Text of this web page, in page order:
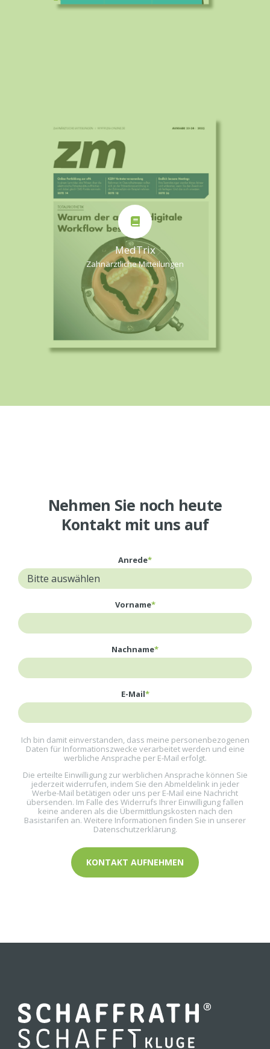
MedTrix
Zahnärztliche Mitteilungen
Nehmen Sie noch heute
Kontakt mit uns auf
Anrede*
Vorname*
Nachname*
E-Mail*
Ich bin damit einverstanden, dass meine personenbezogenen
Daten für Informationszwecke verarbeitet werden und eine
werbliche Ansprache per E-Mail erfolgt.
Die erteilte Einwilligung zur werblichen Ansprache können Sie
jederzeit widerrufen, indem Sie den Abmeldelink in jeder
Werbe-Mail betätigen oder uns per E-Mail eine Nachricht
übersenden. Im Falle des Widerrufs Ihrer Einwilligung fallen
keine anderen als die Übermittlungskosten nach den
Basistarifen an. Weitere Informationen finden Sie in unserer
Datenschutzerklärung.